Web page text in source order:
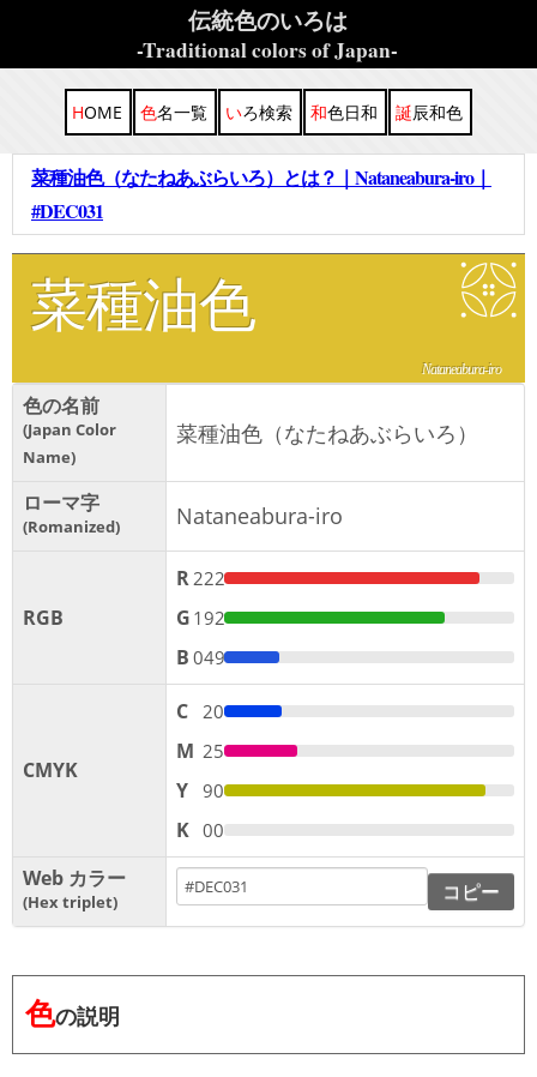
伝統色のいろは
-Traditional colors of Japan-
HOME 色名一覧 いろ検索 和色日和 誕辰和色
菜種油色（なたねあぶらいろ）とは？｜Nataneabura-iro｜
#DEC031
菜種油色
Nataneabura-iro
色の名前
Japan Color
Name
菜種油色（なたねあぶらいろ）
ローマ字
Romanized Nataneabura-iro
RGB
R222
G 192
B 049
CMYK
C 20
M 25
Y 90
K 00
Web カラー
Hex triplet コピー
色の説明